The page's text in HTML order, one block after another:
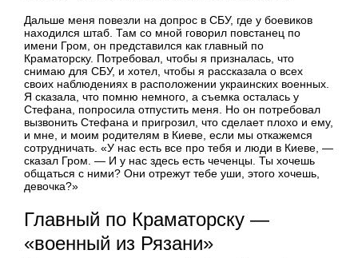
Дальше меня повезли на допрос в СБУ, где у боевиков
находился штаб. Там со мной говорил повстанец по
имени Гром, он представился как главный по
Краматорску. Потребовал, чтобы я призналась, что
снимаю для СБУ, и хотел, чтобы я рассказала о всех
своих наблюдениях в расположении украинских военных.
Я сказала, что помню немного, а съемка осталась у
Стефана, попросила отпустить меня. Но он потребовал
вызвонить Стефана и пригрозил, что сделает плохо и ему,
и мне, и моим родителям в Киеве, если мы откажемся
сотрудничать. «У нас есть все про тебя и люди в Киеве, —
сказал Гром. — И у нас здесь есть чеченцы. Ты хочешь
общаться с ними? Они отрежут тебе уши, этого хочешь,
девочка?»
Главный по Краматорску —
«военный из Рязани»